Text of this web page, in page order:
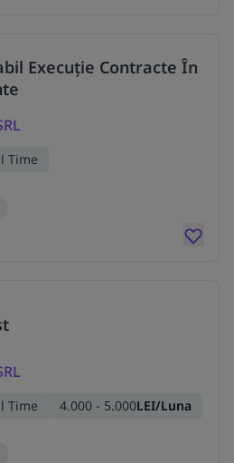
Execuție Contracte În
Time
Time 4.000 - 5.000LEI/Luna